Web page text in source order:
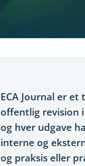
ECA Journal er
offentlig revision
og hver udgave
interne og
og praksis eller